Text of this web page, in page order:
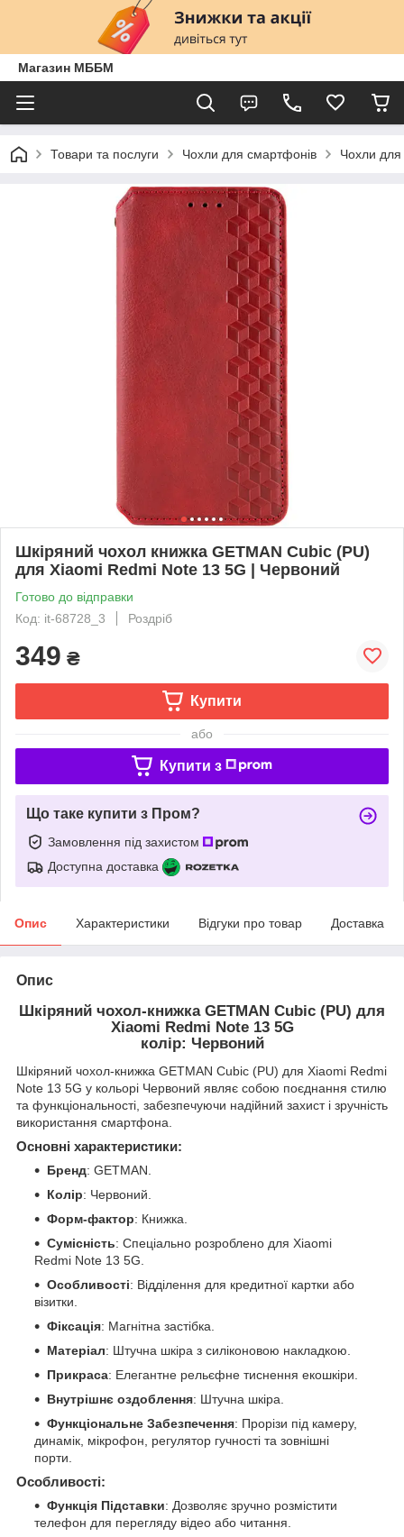
Магазин МББМ
Товари та послуги Чохли для смартфонів Чохли
Шкіряний чохол книжка GETMAN Cubic (PU)
для Xiaomi Redmi Note 13 5G | Червоний
Готово до відправки
Код: it-68728_3
Роздріб
349 ₴
Купити
або
Купити з
Що таке купити з Пром?
Замовлення під захистом
Доступна доставка
Опис Характеристики Відгуки про товар Доставка
Опис
Шкіряний чохол-книжка GETMAN Cubic (PU) для
Xiaomi Redmi Note 13 5G
колір: Червоний
Шкіряний чохол-книжка GETMAN Cubic (PU) для Xiaomi Redmi
Note 13 5G у кольорі Червоний являє собою поєднання стилю
та функціональності, забезпечуючи надійний захист і зручність
використання смартфона.
Основні характеристики:
Бренд: GETMAN.
Колір: Червоний.
Форм-фактор: Книжка.
Сумісність: Спеціально розроблено для Xiaomi
Redmi Note 13 5G.
Особливості: Відділення для кредитної картки або
візитки.
Фіксація: Магнітна застібка.
Матеріал: Штучна шкіра з силіконовою накладкою.
Прикраса: Елегантне рельєфне тиснення екошкіри.
Внутрішнє оздоблення: Штучна шкіра.
Функціональне Забезпечення: Прорізи під камеру,
динамік, мікрофон, регулятор гучності та зовнішні
порти.
Особливості:
Функція Підставки: Дозволяє зручно розмістити
телефон для перегляду відео або читання.